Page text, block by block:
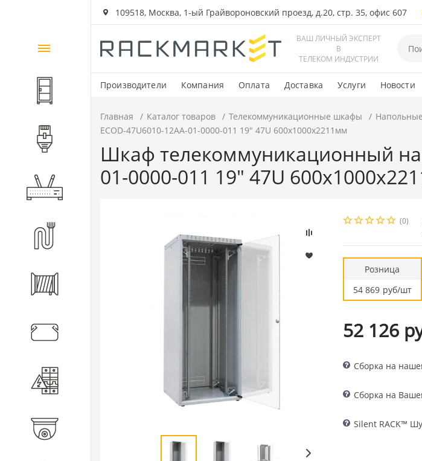
109518, Москва, 1-ый Грайвороновский проезд, д.20, стр. 35, офис 607
ВАШ ЛИЧНЫЙ ЭКСПЕРТ
В
ТЕЛЕКОМ ИНДУСТРИИ
Производители Компания Оплата Доставка Услуги Новости
Каталог
товаров
Шкафы и стойки
Активное оборудование
Главная Каталог товаров Телекоммуникационные шкафы
ECOD-47U6010-12AA-01-0000-011 19" 47U 600x1000x2211мм
Шкаф телекоммуникационный
01-0000-011 19" 47U
(0)
Розница
54 869 руб/шт
52 126
Сборка на
Сборка на
Silent RACK™